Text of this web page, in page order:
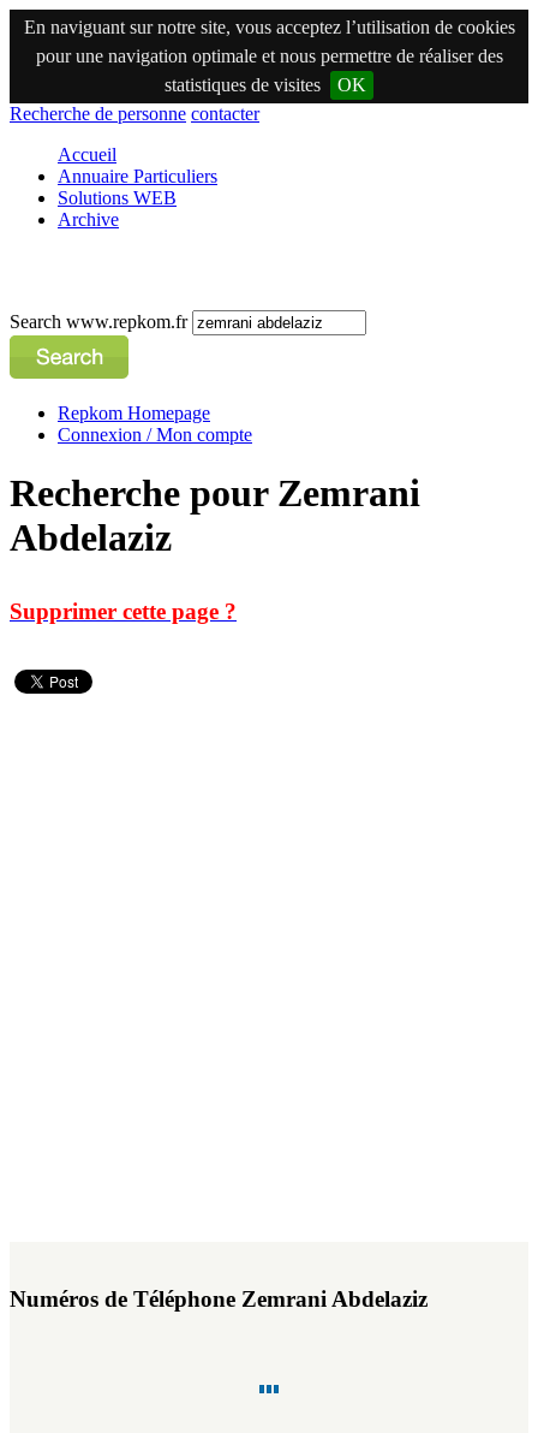
En naviguant sur notre site, vous acceptez l’utilisation de cookies
pour une navigation optimale et nous permettre de réaliser des
statistiques de visites
OK
Recherche de personne contacter
Accueil
Annuaire Particuliers
Solutions WEB
Archive
Search www.repkom.fr
Repkom Homepage
Connexion / Mon compte
Recherche pour Zemrani
Abdelaziz
Supprimer cette page ?
Numéros de Téléphone Zemrani Abdelaziz